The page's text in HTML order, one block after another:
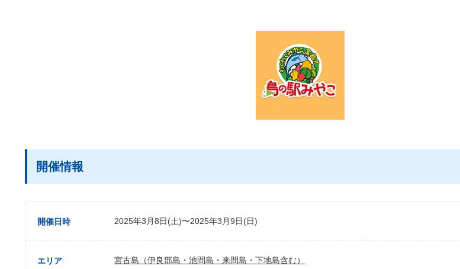
開催情報
開催日時 2025年3月8日(土)〜2025年3月9日(日)
エリア 宮古島（伊良部島・池間島・来間島・下地島含む）